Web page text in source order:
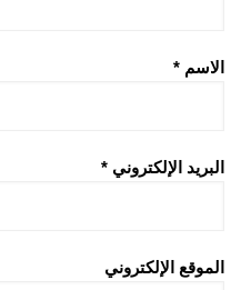
الاسم *
البريد الإلكتروني *
الموقع الإلكتروني